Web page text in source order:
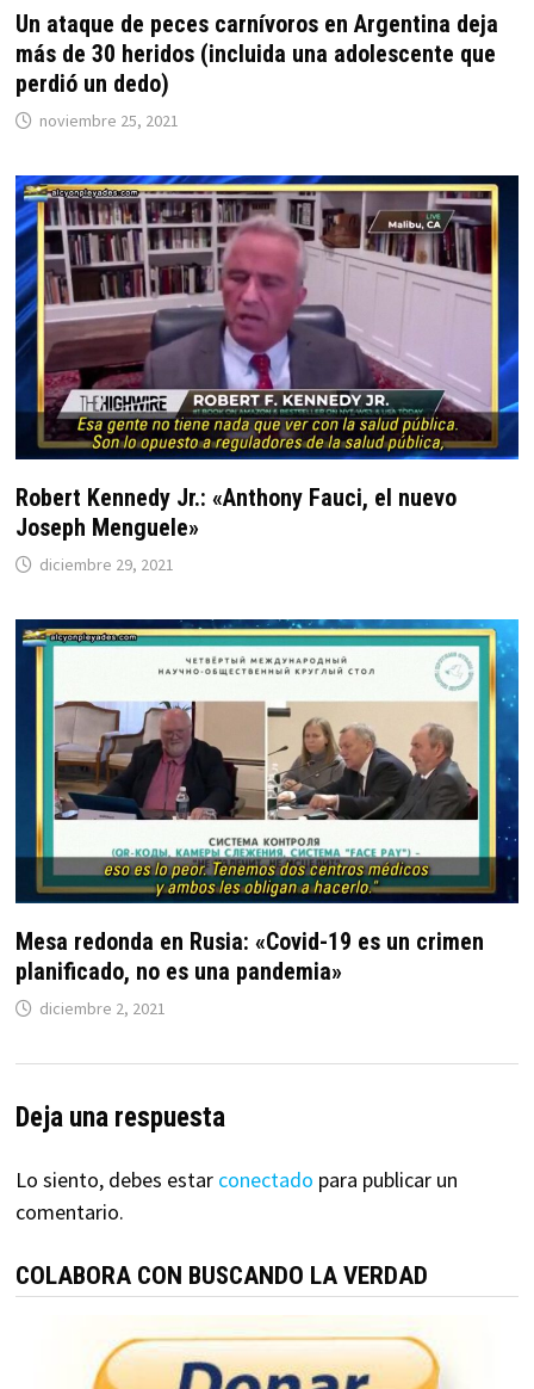
Un ataque de peces carnívoros en Argentina deja
más de 30 heridos (incluida una adolescente que
perdió un dedo)
noviembre 25, 2021
Robert Kennedy Jr.: «Anthony Fauci, el nuevo
Joseph Menguele»
diciembre 29, 2021
Mesa redonda en Rusia: «Covid-19 es un crimen
planificado, no es una pandemia»
diciembre 2, 2021
Deja una respuesta
Lo siento, debes estar conectado para publicar un
comentario.
COLABORA CON BUSCANDO LA VERDAD